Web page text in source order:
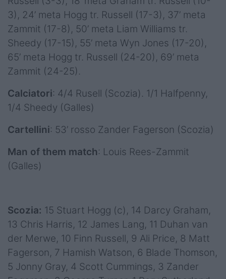
3), 24’ meta Hogg tr. Russell (17-3), 37’ meta
Zammit (17-8), 50’ meta Liam Williams tr.
Sheedy (17-15), 55’ meta Wyn Jones (17-20),
65’ meta Hogg tr. Russell (24-20), 69’ meta
Zammit (24-25).
Calciatori: 4/4 Rusell (Scozia). 1/1 Halfpenny,
1/4 Sheedy (Galles)
Cartellini: 53’ rosso Zander Fagerson (Scozia)
Man of them match: Louis Rees-Zammit
(Galles)
Scozia: 15 Stuart Hogg (c), 14 Darcy Graham,
13 Chris Harris, 12 James Lang, 11 Duhan van
der Merwe, 10 Finn Russell, 9 Ali Price, 8 Matt
Fagerson, 7 Hamish Watson, 6 Blade Thomson,
5 Jonny Gray, 4 Scott Cummings, 3 Zander